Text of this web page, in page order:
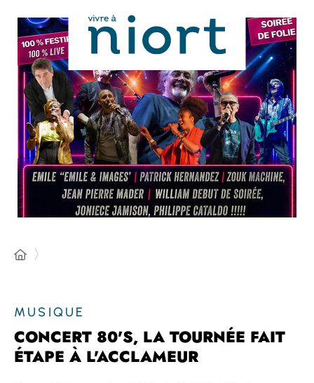
MUSIQUE
CONCERT 80'S, LA TOURNÉE FAIT
ÉTAPE À L'ACCLAMEUR